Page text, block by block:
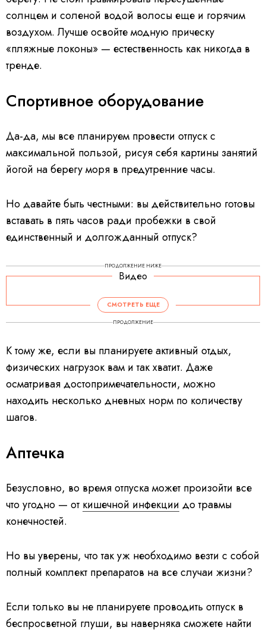
солнцем и соленой водой волосы еще и горячим
воздухом. Лучше освойте модную прическу
«пляжные локоны» — естественность как никогда в
тренде.
Спортивное оборудование
Да-да, мы все планируем провести отпуск с
максимальной пользой, рисуя себя картины занятий
йогой на берегу моря в предутренние часы.
Но давайте быть честными: вы действительно готовы
вставать в пять часов ради пробежки в свой
единственный и долгожданный отпуск?
ПРОДОЛЖЕНИЕ НИЖЕ
Видео
СМОТРЕТЬ ЕЩЕ
ПРОДОЛЖЕНИЕ
К тому же, если вы планируете активный отдых,
физических нагрузок вам и так хватит. Даже
осматривая достопримечательности, можно
находить несколько дневных норм по количеству
шагов.
Аптечка
Безусловно, во время отпуска может произойти все
что угодно — от кишечной инфекции до травмы
конечностей.
Но вы уверены, что так уж необходимо везти с собой
полный комплект препаратов на все случаи жизни?
Если только вы не планируете проводить отпуск в
беспросветной глуши, вы наверняка сможете найти